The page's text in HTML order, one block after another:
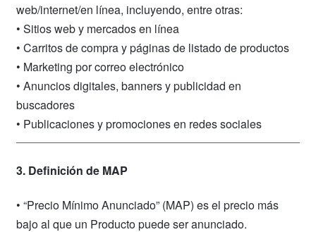
web/internet/en línea, incluyendo, entre otras:
• Sitios web y mercados en línea
• Carritos de compra y páginas de listado de productos
• Marketing por correo electrónico
• Anuncios digitales, banners y publicidad en
buscadores
• Publicaciones y promociones en redes sociales
3. Definición de MAP
• “Precio Mínimo Anunciado” (MAP) es el precio más
bajo al que un Producto puede ser anunciado.